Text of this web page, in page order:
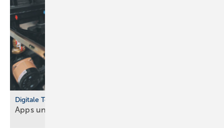
Digitale Tools
Apps und Soft­ware für Hand­werker und